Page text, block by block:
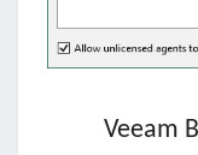
Veeam